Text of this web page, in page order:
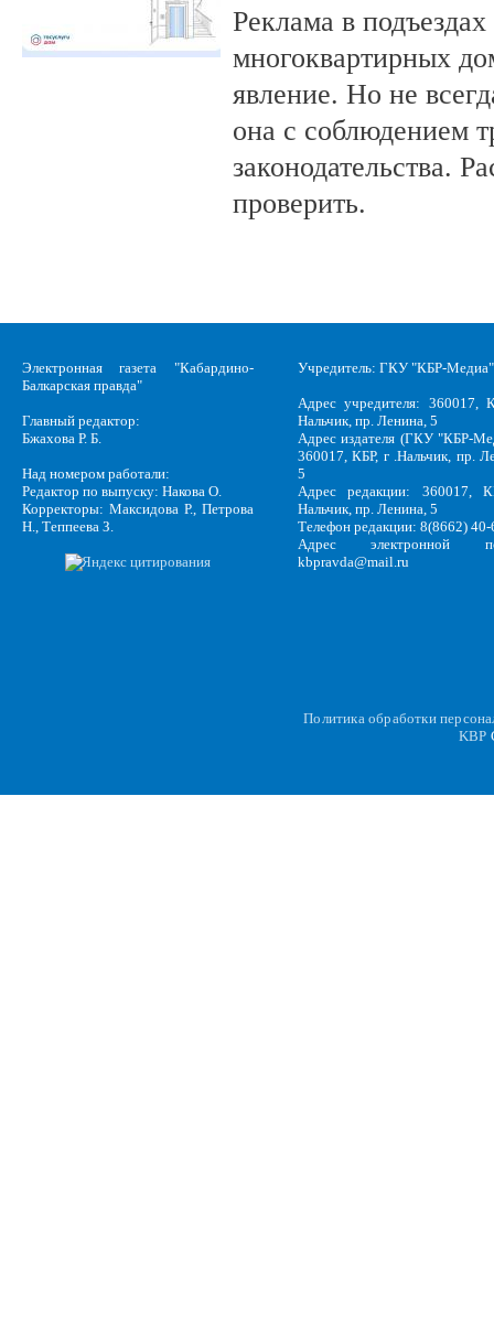
Реклама в
многоквартирных
явление. Но не
она с соблюдением
законодательства.
проверить.
Электронная газета "Кабардино-
Балкарская правда"
Главный редактор:
Бжахова Р. Б.
Над номером работали:
Редактор по выпуску: Накова О.
Корректоры: Максидова Р., Петрова
Н., Теппеева З.
Учредитель: ГКУ "КБР-Медиа"
Адрес учредителя: 360017,
Нальчик, пр. Ленина, 5
Адрес издателя (ГКУ "КБР-
360017, КБР, г .Нальчик, пр.
5
Адрес редакции: 360017,
Нальчик, пр. Ленина, 5
Телефон редакции: 8(8662)
Адрес электронной
kbpravda@mail.ru
Политика обработки
KBP